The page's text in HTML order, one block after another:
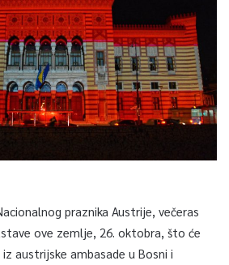
praznika Austrije, večeras
ove zemlje, 26. oktobra, što će
austrijske ambasade u Bosni i